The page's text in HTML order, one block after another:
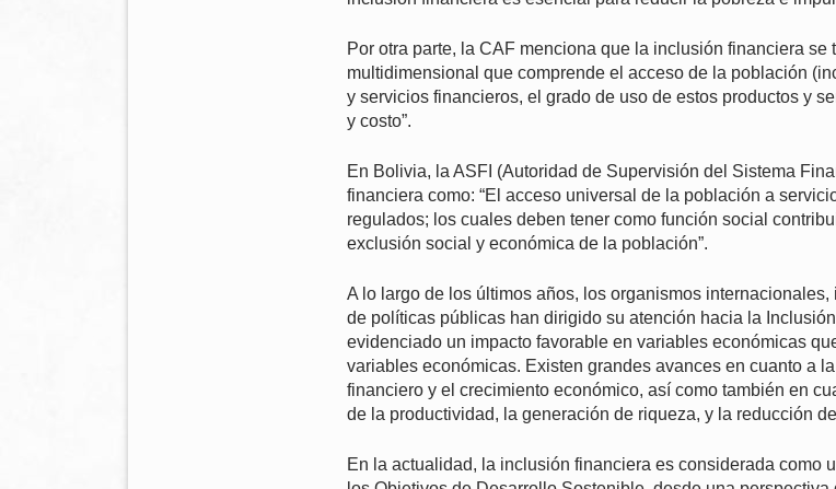
Por otra parte, la CAF menciona que la inclusión financiera se
multidimensional que comprende el acceso de la población
y servicios financieros, el grado de uso de estos productos y
y costo”.
En Bolivia, la ASFI (Autoridad de Supervisión del Sistema
financiera como: “El acceso universal de la población a
regulados; los cuales deben tener como función social
exclusión social y económica de la población”.
A lo largo de los últimos años, los organismos
de políticas públicas han dirigido su atención hacia la
evidenciado un impacto favorable en variables económicas
variables económicas. Existen grandes avances en cuanto a
financiero y el crecimiento económico, así como también en
de la productividad, la generación de riqueza, y la reducción
En la actualidad, la inclusión financiera es considerada como